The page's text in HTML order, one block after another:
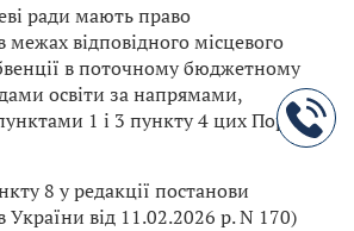
ради мають право
межах відповідного місцевого
в поточному бюджетному
освіти за напрямами,
1 і 3 пункту 4 цих Порядку
8 у редакції постанови
України від 11.02.2026 р. N 170)